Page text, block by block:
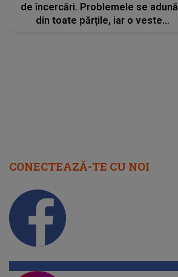
de încercări. Problemele se adună
din toate părțile, iar o veste
CONECTEAZĂ-TE CU NOI